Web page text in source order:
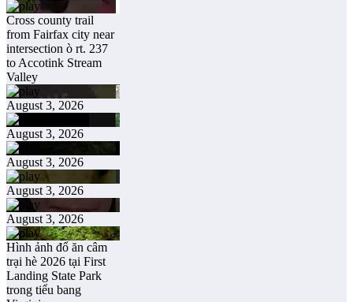
Cross county trail
from Fairfax city near
intersection ò rt. 237
to Accotink Stream
Valley
August 3, 2026
August 3, 2026
August 3, 2026
August 3, 2026
August 3, 2026
Hình ảnh đổ ăn câm
trại hè 2026 tại First
Landing State Park
trong tiểu bang